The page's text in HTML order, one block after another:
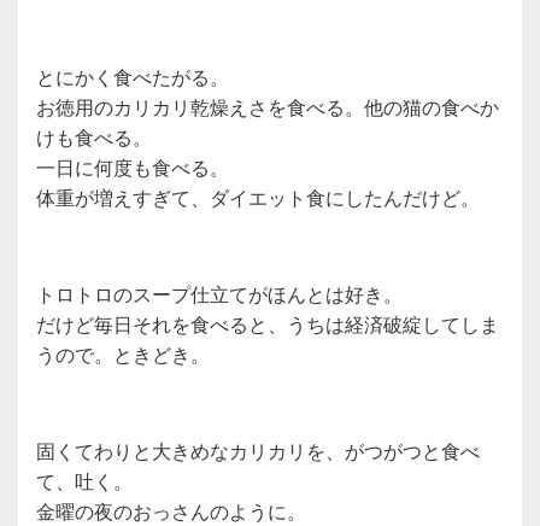
とにかく食べたがる。
お徳用のカリカリ乾燥えさを食べる。他の猫の食べか
けも食べる。
一日に何度も食べる。
体重が増えすぎて、ダイエット食にしたんだけど。
トロトロのスープ仕立てがほんとは好き。
だけど毎日それを食べると、うちは経済破綻してしま
うので。ときどき。
固くてわりと大きめなカリカリを、がつがつと食べ
て、吐く。
金曜の夜のおっさんのように。